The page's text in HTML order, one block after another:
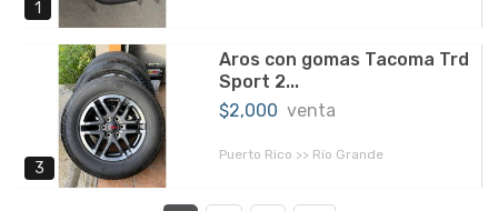
1
3
Aros con gomas Tacoma Trd
Sport 2...
$2,000 venta
Puerto Rico >> Río Grande